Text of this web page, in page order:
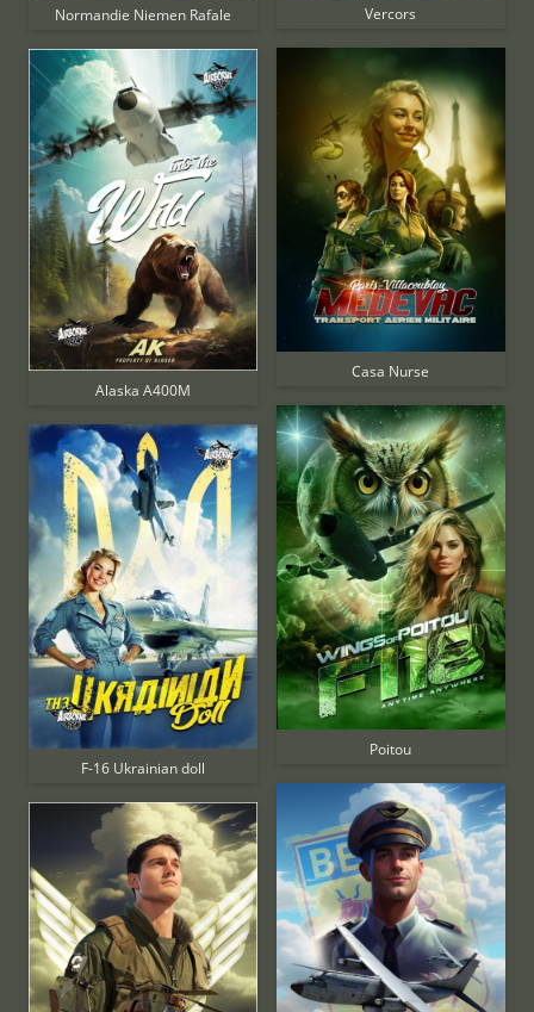
Normandie Niemen Rafale
Alaska A400M
F-16 Ukrainian doll
Vercors
Casa Nurse
Poitou